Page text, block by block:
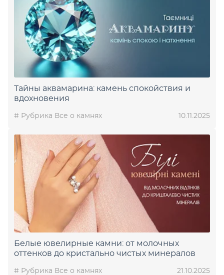
Тайны аквамарина: камень спокойствия и
вдохновения
# Рубрика Все о камнях 10.11.2025
Белые ювелирные камни: от молочных
оттенков до кристально чистых минералов
# Рубрика Все о камнях 21.10.2025